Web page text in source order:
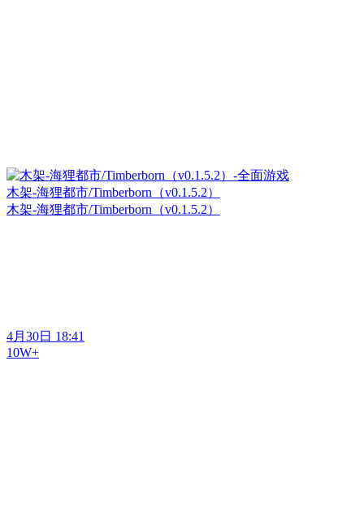
木架-海狸都市/Timberborn（v0.1.5.2）
木架-海狸都市/Timberborn（v0.1.5.2）
4月30日 18:41
10W+